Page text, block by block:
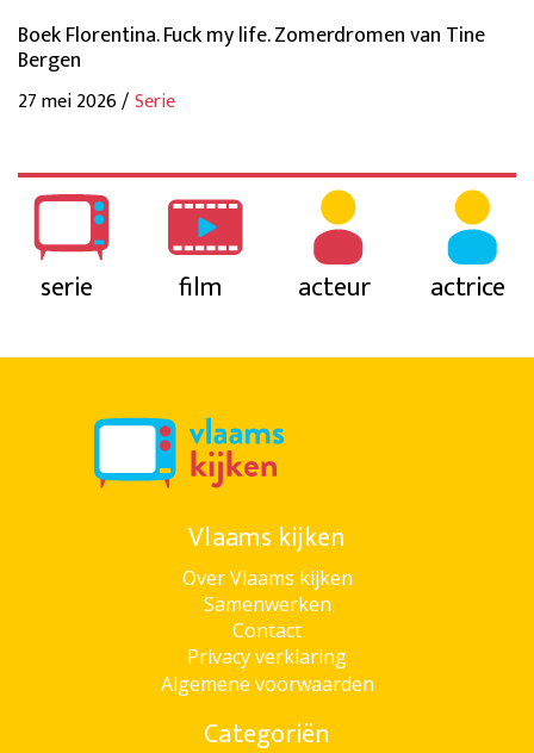
Boek Florentina. Fuck my life. Zomerdromen van Tine
Bergen
27 mei 2026 /Serie
serie film acteur actrice
Vlaams kijken
Over Vlaams kijken
Samenwerken
Contact
Privacy verklaring
Algemene voorwaarden
Categoriën